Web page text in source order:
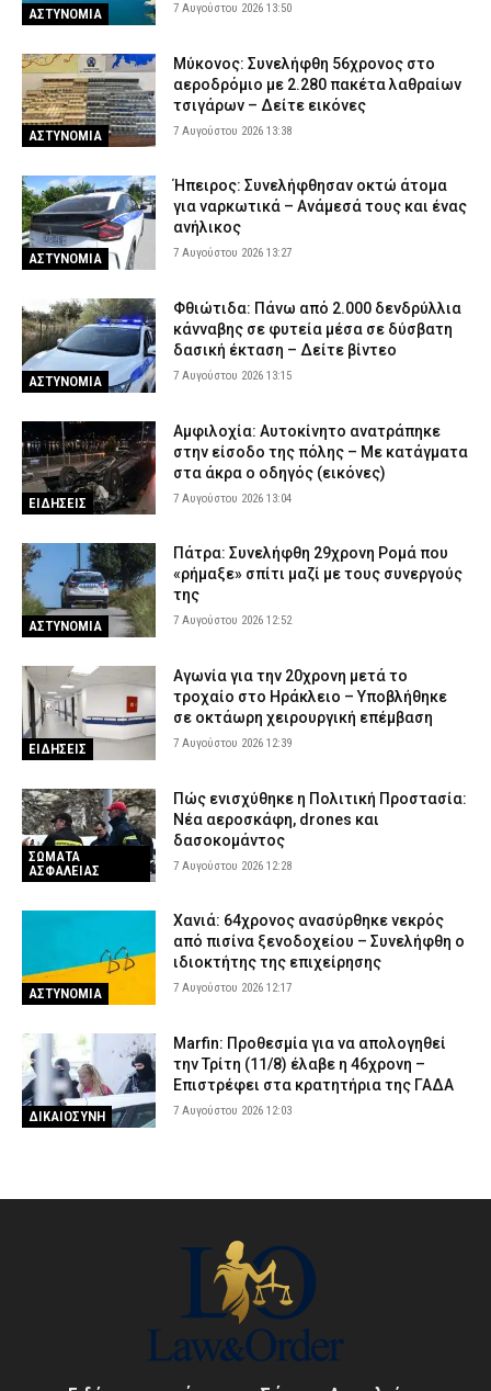
ΑΣΤΥΝΟΜΙΑ 7 Αυγούστου 2026 13:50
ΑΣΤΥΝΟΜΙΑ
Μύκονος: Συνελήφθη 56χρονος στο
αεροδρόμιο με 2.280 πακέτα λαθραίων
τσιγάρων – Δείτε εικόνες
7 Αυγούστου 2026 13:38
ΑΣΤΥΝΟΜΙΑ
Ήπειρος: Συνελήφθησαν οκτώ άτομα
για ναρκωτικά – Ανάμεσά τους και ένας
ανήλικος
7 Αυγούστου 2026 13:27
ΑΣΤΥΝΟΜΙΑ
Φθιώτιδα: Πάνω από 2.000 δενδρύλλια
κάνναβης σε φυτεία μέσα σε δύσβατη
δασική έκταση – Δείτε βίντεο
7 Αυγούστου 2026 13:15
ΕΙΔΗΣΕΙΣ
Αμφιλοχία: Αυτοκίνητο ανατράπηκε
στην είσοδο της πόλης – Με κατάγματα
στα άκρα ο οδηγός (εικόνες)
7 Αυγούστου 2026 13:04
ΑΣΤΥΝΟΜΙΑ
Πάτρα: Συνελήφθη 29χρονη Ρομά που
«ρήμαξε» σπίτι μαζί με τους συνεργούς
της
7 Αυγούστου 2026 12:52
ΕΙΔΗΣΕΙΣ
Αγωνία για την 20χρονη μετά το
τροχαίο στο Ηράκλειο – Υποβλήθηκε
σε οκτάωρη χειρουργική επέμβαση
7 Αυγούστου 2026 12:39
ΣΩΜΑΤΑ
ΑΣΦΑΛΕΙΑΣ
Πώς ενισχύθηκε η Πολιτική Προστασία:
Νέα αεροσκάφη, drones και
δασοκομάντος
7 Αυγούστου 2026 12:28
ΑΣΤΥΝΟΜΙΑ
Χανιά: 64χρονος ανασύρθηκε νεκρός
από πισίνα ξενοδοχείου – Συνελήφθη ο
ιδιοκτήτης της επιχείρησης
7 Αυγούστου 2026 12:17
ΔΙΚΑΙΟΣΥΝΗ
Marfin: Προθεσμία για να απολογηθεί
την Τρίτη (11/8) έλαβε η 46χρονη –
Επιστρέφει στα κρατητήρια της ΓΑΔΑ
7 Αυγούστου 2026 12:03